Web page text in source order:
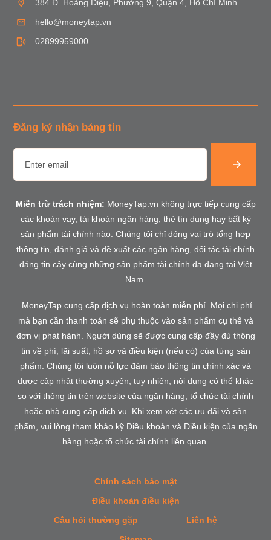
384 Đ. Hoàng Diệu, Phường 9, Quận 4, Hồ Chí Minh
hello@moneytap.vn
02899959000
Đăng ký nhận bảng tin
Miễn trừ trách nhiệm: MoneyTap.vn không trực tiếp cung cấp
các khoản vay, tài khoản ngân hàng, thẻ tín dụng hay bất kỳ
sản phẩm tài chính nào. Chúng tôi chỉ đóng vai trò tổng hợp
thông tin, đánh giá và đề xuất các ngân hàng, đối tác tài chính
đáng tin cậy cùng những sản phẩm tài chính đa dạng tại Việt
Nam.
MoneyTap cung cấp dịch vụ hoàn toàn miễn phí. Mọi chi phí
mà bạn cần thanh toán sẽ phụ thuộc vào sản phẩm cụ thể và
đơn vị phát hành. Người dùng sẽ được cung cấp đầy đủ thông
tin về phí, lãi suất, hồ sơ và điều kiện (nếu có) của từng sản
phẩm. Chúng tôi luôn nỗ lực đảm bảo thông tin chính xác và
được cập nhật thường xuyên, tuy nhiên, nội dung có thể khác
so với thông tin trên website của ngân hàng, tổ chức tài chính
hoặc nhà cung cấp dịch vụ. Khi xem xét các ưu đãi và sản
phẩm, vui lòng tham khảo kỹ Điều khoản và Điều kiện của ngân
hàng hoặc tổ chức tài chính liên quan.
Chính sách bảo mật
Điều khoản điều kiện
Câu hỏi thường gặp
Liên hệ